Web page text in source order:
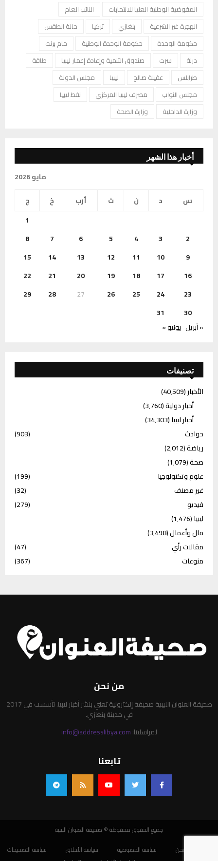
المفوضية الوطنية العليا للانتخابات
النائب العام
الهجرة غير الشرعية
بنغازي تركيا
حالة الطقس
حكومة الوحدة
حكومة الوحدة الوطنية
خام برنت
درنة
سرت صندوق التنمية وإعادة إعمار ليبيا
طاقة
طرابلس
عقيلة صالح ليبيا
مجلس الدولة
مجلس النواب
مصرف ليبيا المركزي
نفط ليبيا
وزارة الداخلية
وزارة الصحة
أخبار هذا الشهر
مايو 2026
س
د ن ث أرب خ
ج
1
2
3
4
5
6
7
8
9
10
11
12
13
14
15
16
17
18
19
20
21
22
23
24
25
26
27
28
29
30
31
« أبريل يونيو »
تصنيفات
الأخبار(40٬509)
أخبار دولية(3٬760)
أخبار ليبيا(34٬303)
حوادث
(903)
رياضة(2٬012)
صحة(1٬079)
علوم وتكنولوجيا
(199)
غير مصنف
(32)
فيديو
(279)
ليبيا(1٬476)
مال وأعمال(3٬498)
مقالات رأي
(47)
منوعات
(367)
من نحن
صحيفة العنوان الليبية صحيفة إلكترونية تعني بنشر أخبار ليبيا. تأسست في 2017
في مدينة بنغازي.
لمراسلتنا:info@addresslibya.com
تابعنا
جميع الحقوق محفوظة © صحيفة العنوان الليبية
من نحن
سياسة الخصوصية سياسة الأخلاق
سياسة التصحيحات